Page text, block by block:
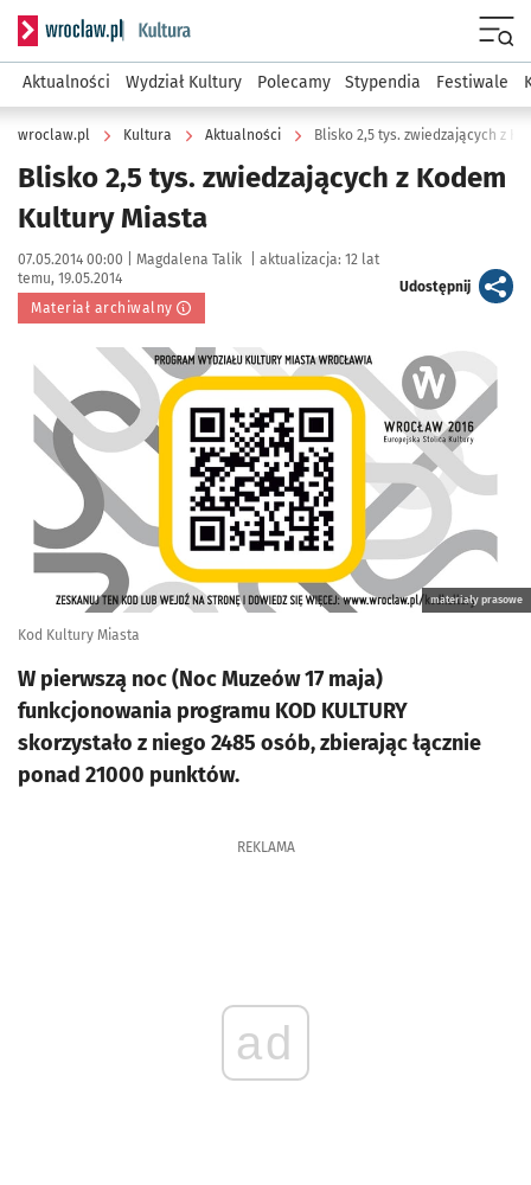
Serwis informacyjny wroclaw.pl podserwis: Kultura
Aktualności Wydział Kultury Polecamy Stypendia Festiwale
wroclaw.pl Kultura Aktualności Blisko 2,5 tys. zwiedzających z
Blisko 2,5 tys. zwiedzających z Kodem
Kultury Miasta
Data publikacji:
07.05.2014 00:00 | Autor:
Magdalena Talik aktualizacja: 12 lat
temu, 19.05.2014
Materiał archiwalny
Udostępnijartykuł
Kliknij, aby powiększyć
materiały prasowe
Kod Kultury Miasta
W pierwszą noc (Noc Muzeów 17 maja)
funkcjonowania programu KOD KULTURY
skorzystało z niego 2485 osób, zbierając łącznie
ponad 21000 punktów.
REKLAMA
ad